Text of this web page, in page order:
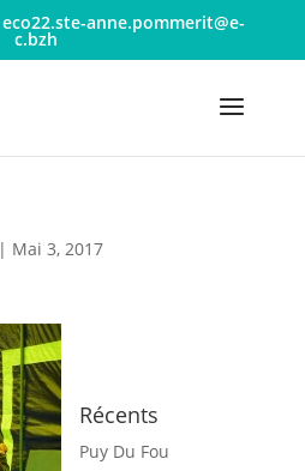
eco22.ste-anne.pommerit@e-
c.bzh
| Mai 3, 2017
Récents
Puy Du Fou